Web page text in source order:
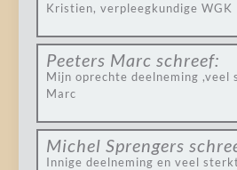
Kristien, verpleegkundige WGK
Peeters Marc schreef:
Mijn oprechte deelneming ,veel
Marc
Michel Sprengers
Innige deelneming en veel